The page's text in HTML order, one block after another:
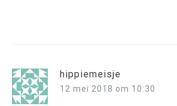
hippiemeisje
12 mei 2018 om 10:30